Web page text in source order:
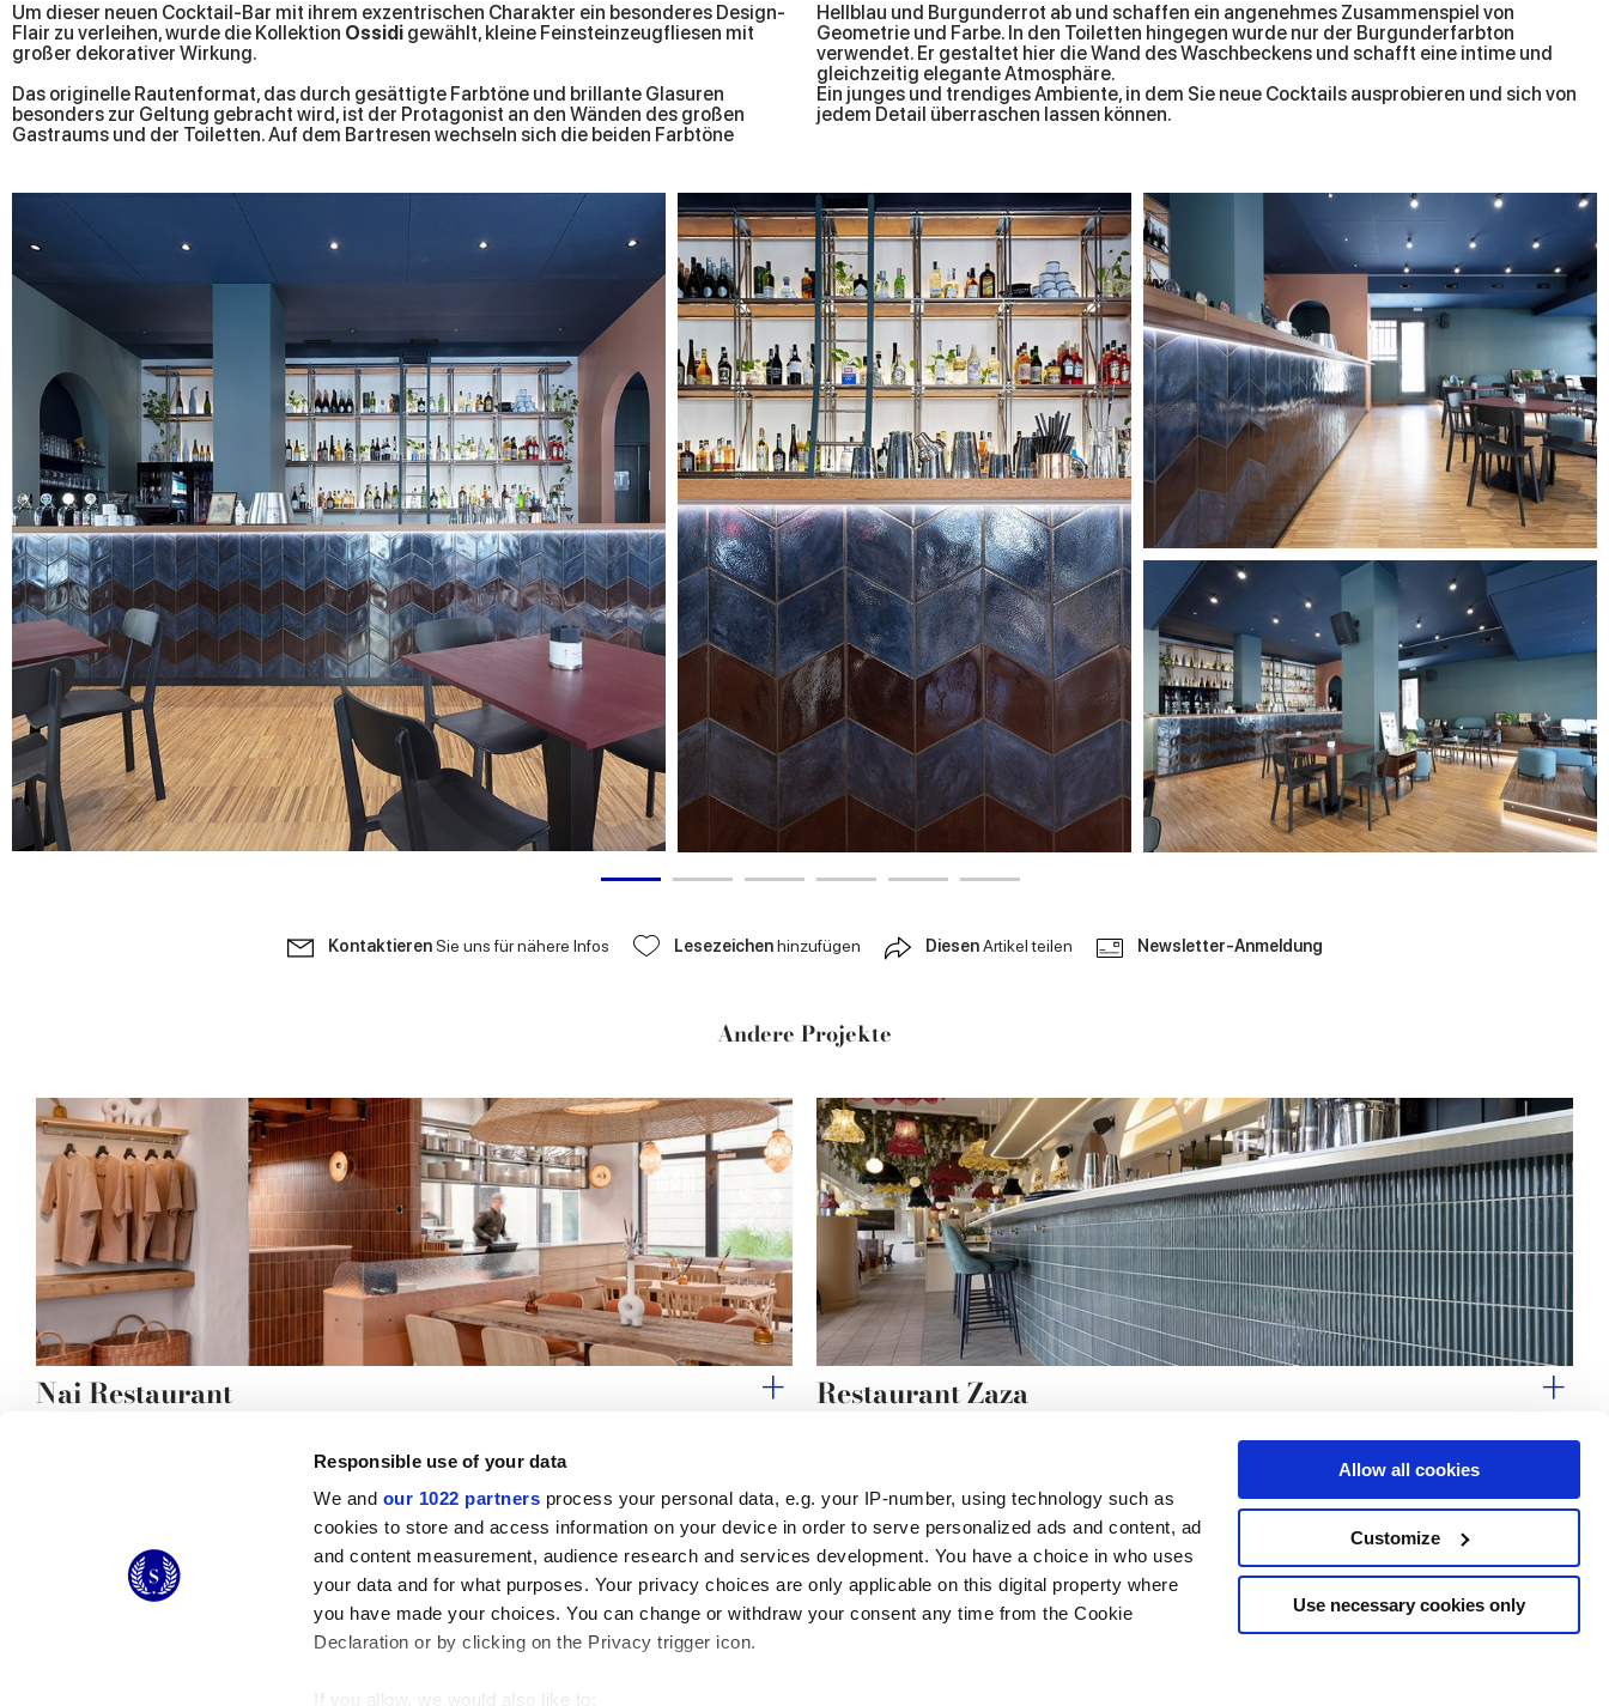
Responsible use of your data
We and our 1022 partners process your personal data, e.g. your IP-number, using technology such as
cookies to store and access information on your device in order to serve personalized ads and content, ad
and content measurement, audience research and services development. You have a choice in who uses
your data and for what purposes. Your privacy choices are only applicable on this digital property where
you have made your choices. You can change or withdraw your consent any time from the Cookie
Declaration or by clicking on the Privacy trigger icon.
If you allow, we would also like to:
Allow all cookies
Customize
Use necessary cookies only
Um dieser neuen Cocktail-Bar mit ihrem exzentrischen Charakter ein besonderes Design-
Flair zu verleihen, wurde die Kollektion Ossidi gewählt, kleine Feinsteinzeugfliesen mit
großer dekorativer Wirkung.
Das originelle Rautenformat, das durch gesättigte Farbtöne und brillante Glasuren
besonders zur Geltung gebracht wird, ist der Protagonist an den Wänden des großen
Gastraums und der Toiletten. Auf dem Bartresen wechseln sich die beiden Farbtöne
Hellblau und Burgunderrot ab und schaffen ein angenehmes Zusammenspiel von
Geometrie und Farbe. In den Toiletten hingegen wurde nur der Burgunderfarbton
verwendet. Er gestaltet hier die Wand des Waschbeckens und schafft eine intime und
gleichzeitig elegante Atmosphäre.
Ein junges und trendiges Ambiente, in dem Sie neue Cocktails ausprobieren und sich von
jedem Detail überraschen lassen können.
KontaktierenSie uns für nähere Infos Lesezeichenhinzufügen DiesenArtikel teilen Newsletter-Anmeldung
Andere Projekte
Nai Restaurant Restaurant Zaza
Ceramiche Marca Corona
S.p.a. - P.IVA: IT00628160368
Via Emilia Romagna 7, 41049 Sassuolo (MO) Italy
Nützliche Links
Mein Marca Corona
Arbeiten Sie mit uns
Galerie Marca Corona
Rechtsraum
Verkaufsbedingungen
Privacy
Download Bereich
Professioneller Bereich
Folgen Sie uns auf